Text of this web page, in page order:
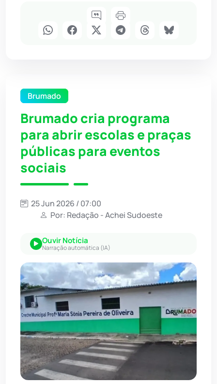
Brumado
Brumado cria programa
para abrir escolas e praças
públicas para eventos
sociais
25 Jun 2026 / 07:00
Por: Redação - Achei Sudoeste
Ouvir Notícia
Narração automática (IA)